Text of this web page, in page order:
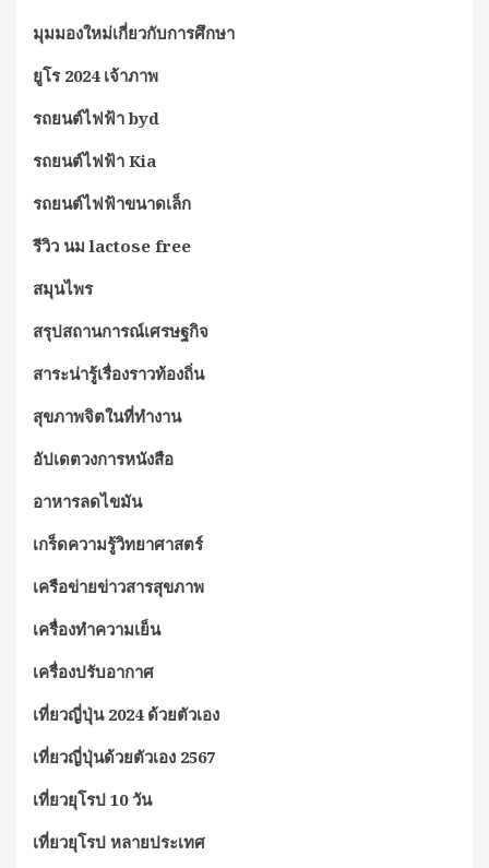
มุมมองใหม่เกี่ยวกับการศึกษา
ยูโร 2024 เจ้าภาพ
รถยนต์ไฟฟ้า byd
รถยนต์ไฟฟ้า Kia
รถยนต์ไฟฟ้าขนาดเล็ก
รีวิว นม lactose free
สมุนไพร
สรุปสถานการณ์เศรษฐกิจ
สาระน่ารู้เรื่องราวท้องถิ่น
สุขภาพจิตในที่ทำงาน
อัปเดตวงการหนังสือ
อาหารลดไขมัน
เกร็ดความรู้วิทยาศาสตร์
เครือข่ายข่าวสารสุขภาพ
เครื่องทำความเย็น
เครื่องปรับอากาศ
เที่ยวญี่ปุ่น 2024 ด้วยตัวเอง
เที่ยวญี่ปุ่นด้วยตัวเอง 2567
เที่ยวยุโรป 10 วัน
เที่ยวยุโรป หลายประเทศ